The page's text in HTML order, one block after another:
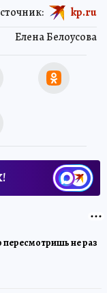
Елена Белоусова
kp.ru
пересмотришь не раз